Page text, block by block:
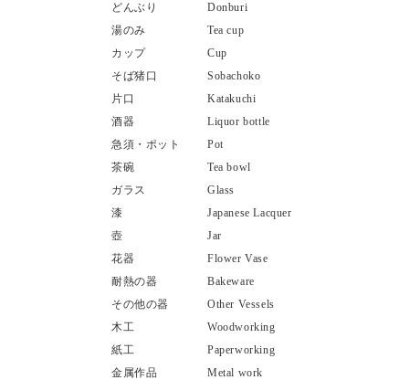
どんぶり
Donburi
湯のみ
Tea cup
カップ
Cup
そば猪口
Sobachoko
片口
Katakuchi
酒器
Liquor bottle
急須・ポット
Pot
茶碗
Tea bowl
ガラス
Glass
漆
Japanese Lacquer
壺
Jar
花器
Flower Vase
耐熱の器
Bakeware
その他の器
Other Vessels
木工
Woodworking
紙工
Paperworking
金属作品
Metal work